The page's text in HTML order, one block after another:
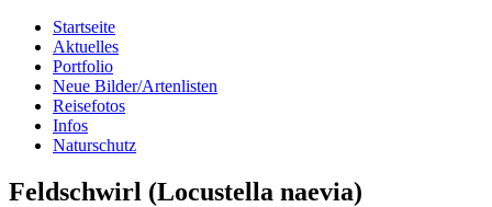
Startseite
Aktuelles
Portfolio
Neue Bilder/Artenlisten
Reisefotos
Infos
Naturschutz
Feldschwirl (Locustella naevia)